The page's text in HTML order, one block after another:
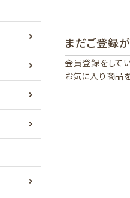
まだご登録
会員登録をして
お気に入り商品